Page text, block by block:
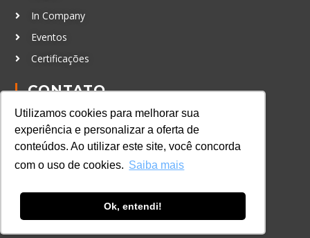
Utilizamos cookies para melhorar sua
experiência e personalizar a oferta de
conteúdos. Ao utilizar este site, você concorda
com o uso de cookies. Saiba mais
Ok, entendi!
In Company
Eventos
Certificações
CONTATO
+55 11 3259-2837
+55 11 98924-8322
contato@lec.com.br
Ferramenta Antifraude
Consulte aqui o cadastro da Instituição no
Sistema e-MEC